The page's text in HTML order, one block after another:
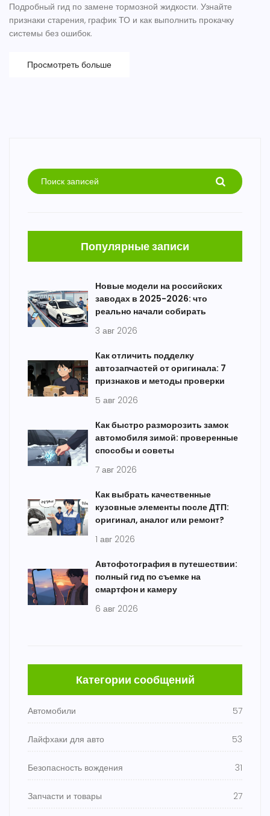
Подробный гид по замене тормозной жидкости. Узнайте
признаки старения, график ТО и как выполнить прокачку
системы без ошибок.
Просмотреть больше
Популярные записи
Новые модели на российских
заводах в 2025-2026: что
реально начали собирать
3 авг 2026
Как отличить подделку
автозапчастей от оригинала: 7
признаков и методы проверки
5 авг 2026
Как быстро разморозить замок
автомобиля зимой: проверенные
способы и советы
7 авг 2026
Как выбрать качественные
кузовные элементы после ДТП:
оригинал, аналог или ремонт?
1 авг 2026
Автофотография в путешествии:
полный гид по съемке на
смартфон и камеру
6 авг 2026
Категории сообщений
Автомобили 57
Лайфхаки для авто 53
Безопасность вождения 31
Запчасти и товары 27